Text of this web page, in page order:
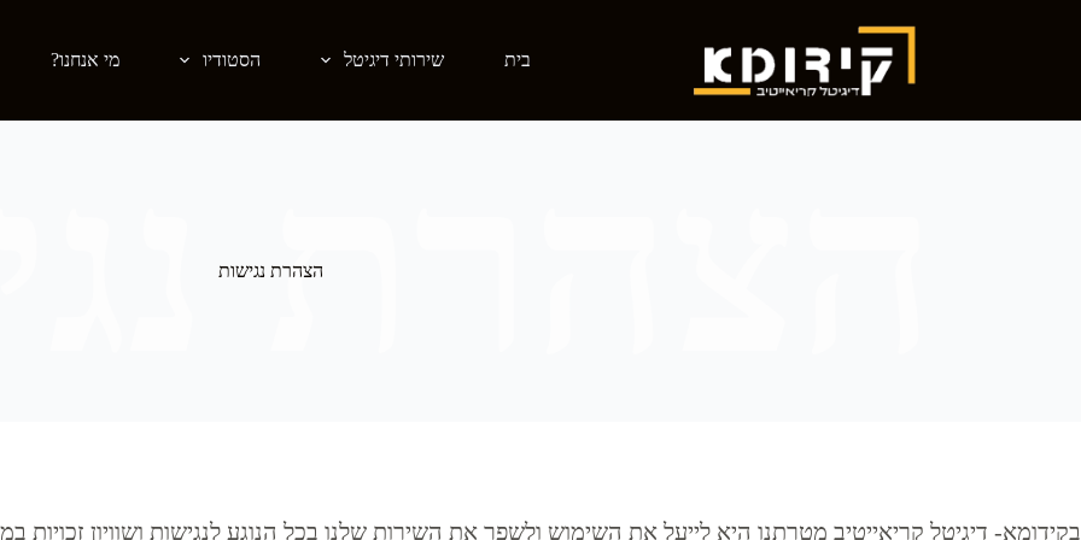
בית שירותי דיגיטל הסטודיו מי אנחנו?
הצהרת נגישות
בקידומא- דיגיטל קריאייטיב מטרתנו היא לייעל את השימוש ולשפר את השירות שלנו בכל הנוגע לנגישות ושוויון